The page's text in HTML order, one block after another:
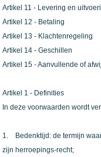
Artikel 11 - Levering en
Artikel 12 - Betaling
Artikel 13 - Klachtenregeling
Artikel 14 - Geschillen
Artikel 15 - Aanvullende of
Artikel 1 - Definities
In deze voorwaarden wordt
1. Bedenktijd: de termijn
zijn herroepings-recht;